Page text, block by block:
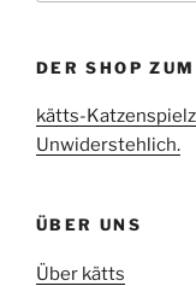
DER SHOP
kätts-
Unwiderstehlich.
ÜBER UNS
Über kätts